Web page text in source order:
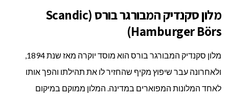
מלון סקנדיק המבורגר בורס (Scandic
Hamburger Börs)
מלון סקנדיק המבורגר בורס הוא מוסד יוקרה מאז שנת 1894,
ולאחרונה עבר שיפוץ מקיף שהחזיר לו את תהילתו והפך אותו
לאחד המלונות המפוארים במדינה. המלון ממוקם במיקום